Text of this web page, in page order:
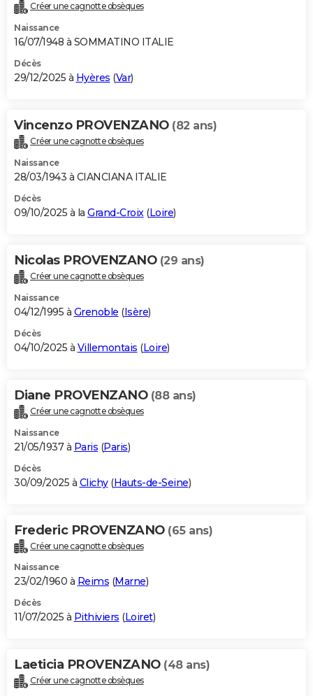
Destinations
City break
Voyage nature
Voyage de noces
Forum
Climat
+PHOTO
GUIDES D'ACHAT
BONS PLANS
Carte de Noël
Carte Bonne année
Carte Saint-Valentin
Carte Pâques
Carte d'anniversaire
DICTIONNAIRE
Dictionnaire
Biographies
Citations
Expressions
Proverbes
PROGRAMME TV
S'inscrire
Se connecter
Lycées
Collèges
Primaires
Universités
Entreprises
Service militaire
Avis de recherche
AVIS DE DÉCÈS
Bricolage
Lifestyle
Culture
Sport
Auto
Television
Voyage
Cinema
Créer une cagnotte obsèques
Naissance
16/07/1948 à SOMMATINO ITALIE
Décès
29/12/2025 à Hyères (Var)
Vincenzo PROVENZANO (82 ans)
Créer une cagnotte obsèques
Naissance
28/03/1943 à CIANCIANA ITALIE
Décès
09/10/2025 à la Grand-Croix(Loire)
Nicolas PROVENZANO (29 ans)
Créer une cagnotte obsèques
Naissance
04/12/1995 à Grenoble (Isère)
Décès
04/10/2025 à Villemontais (Loire)
Diane PROVENZANO (88 ans)
Créer une cagnotte obsèques
Naissance
21/05/1937 à Paris (Paris)
Décès
30/09/2025 à Clichy(Hauts-de-Seine)
Frederic PROVENZANO (65 ans)
Créer une cagnotte obsèques
Naissance
23/02/1960 à Reims (Marne)
Décès
11/07/2025 à Pithiviers (Loiret)
Laeticia PROVENZANO (48 ans)
Créer une cagnotte obsèques